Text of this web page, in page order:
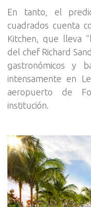
En tanto, el
cuadrados cuenta
Kitchen, que lleva
del chef Richard
gastronómicos y
intensamente en
aeropuerto de
institución.